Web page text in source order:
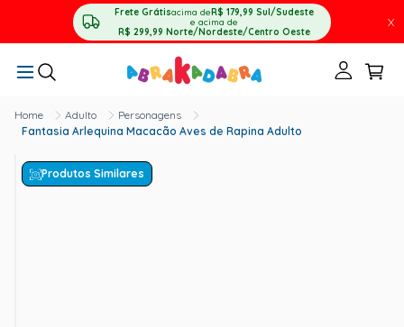
Frete Grátisacima deR$ 179,99 Sul/Sudeste
e acima de
R$ 299,99 Norte/Nordeste/Centro Oeste
X
Adulto
Personagens
Fantasia Arlequina Macacão Aves de Rapina Adulto
Produtos Similares